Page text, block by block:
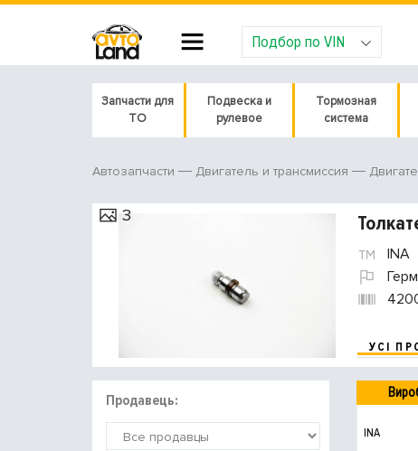
Подбор по VIN
Запчасти для
ТО
Подвеска и
рулевое
Тормозная
система
Автозапчасти Двигатель и трансмиссия
3
INA
УСІ
Продавець:
INA